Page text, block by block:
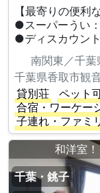
【最寄りの便利
●スーパーうい
●ディスカウン
南関東／千葉
千葉県香取市観
貸別荘
ペット
合宿・ワーケー
子連れ・ファミ
和洋室
千葉・銚子